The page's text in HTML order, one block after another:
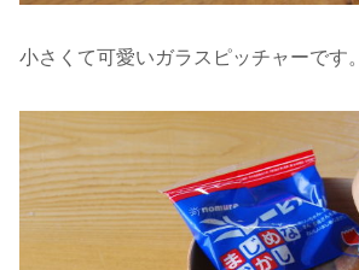
小さくて可愛いガラスピッチャーです。